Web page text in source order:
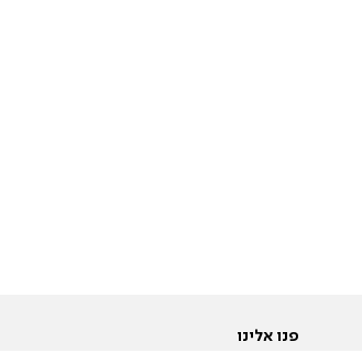
פנו אלינו